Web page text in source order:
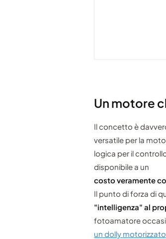
Un motore
Il concetto è
versatile per la
logica per il
disponibile a un
costo veramente
Il punto di forza di
"intelligenza" al
fotoamatore
un dolly motorizzato